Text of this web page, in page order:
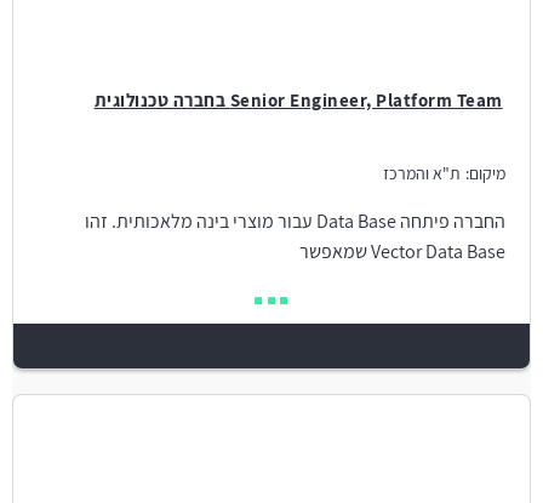
Senior Engineer, Platform Team בחברה טכנולוגית
מיקום: ת"א והמרכז
החברה פיתחה Data Base עבור מוצרי בינה מלאכותית. זהו
Vector Data Base שמאפשר